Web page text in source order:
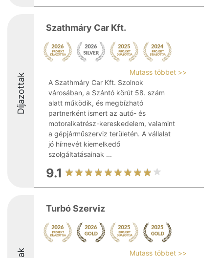
Díjazottak
Szathmáry Car Kft.
Mutass többet >>
A Szathmáry Car Kft. Szolnok
városában, a Szántó körút 58. szám
alatt működik, és megbízható
partnerként ismert az autó- és
motoralkatrész-kereskedelem, valamint
a gépjárműszerviz területén. A vállalat
jó hírnevét kiemelkedő
szolgáltatásainak ...
9.1
Turbó Szerviz
Mutass többet >>